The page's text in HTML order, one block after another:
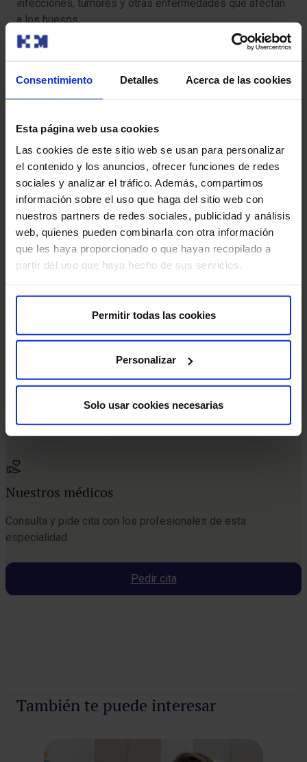
Consentimiento Detalles Acerca de las cookies
Esta página web usa cookies
Las cookies de este sitio web se usan para personalizar
el contenido y los anuncios, ofrecer funciones de redes
sociales y analizar el tráfico. Además, compartimos
información sobre el uso que haga del sitio web con
nuestros partners de redes sociales, publicidad y análisis
web, quienes pueden combinarla con otra información
que les haya proporcionado o que hayan recopilado a
partir del uso que haya hecho de sus servicios.
Permitir todas las cookies
Personalizar
Solo usar cookies necesarias
infecciones, tumores y otras enfermedades que afectan
a los huesos.
Tratamientos
intervenciones con mayor precisión y personalización, lo
que se traduce en mejores resultados, menor dolor
postoperatorio y una recuperación más rápida.
Para asegurar una recuperación óptima de tu movilidad y
calidad de vida, te ofrecemos programas de
rehabilitación personalizados.
Nuestros médicos
Consulta y pide cita con los profesionales de esta
especialidad
Pedir cita
Pedir cita
También te puede interesar